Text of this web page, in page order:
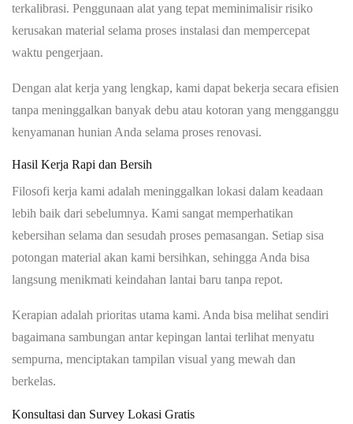
terkalibrasi. Penggunaan alat yang tepat meminimalisir risiko
kerusakan material selama proses instalasi dan mempercepat
waktu pengerjaan.
Dengan alat kerja yang lengkap, kami dapat bekerja secara efisien
tanpa meninggalkan banyak debu atau kotoran yang mengganggu
kenyamanan hunian Anda selama proses renovasi.
Hasil Kerja Rapi dan Bersih
Filosofi kerja kami adalah meninggalkan lokasi dalam keadaan
lebih baik dari sebelumnya. Kami sangat memperhatikan
kebersihan selama dan sesudah proses pemasangan. Setiap sisa
potongan material akan kami bersihkan, sehingga Anda bisa
langsung menikmati keindahan lantai baru tanpa repot.
Kerapian adalah prioritas utama kami. Anda bisa melihat sendiri
bagaimana sambungan antar kepingan lantai terlihat menyatu
sempurna, menciptakan tampilan visual yang mewah dan
berkelas.
Konsultasi dan Survey Lokasi Gratis